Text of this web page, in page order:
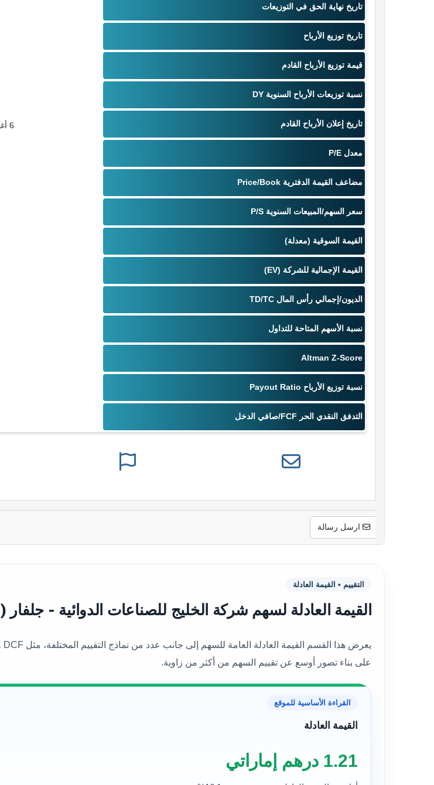
6 أغسطس 2026
ارسل رسالة
التقييم • القيمة العادلة
القيمة العادلة لسهم شركة الخليج للصناعات الدوائية - جلفار (JULPHAR) حسب النماذج المختلفة
على بناء تصور أوسع عن تقييم السهم من أكثر من زاوية.
القراءة الأساسية للموقع
القيمة العادلة
1.21 درهم إماراتي